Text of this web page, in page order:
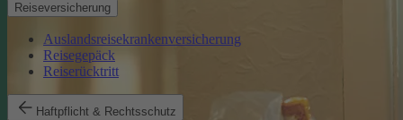
Reiseversicherung
Auslandsreisekrankenversicherung
Reisegepäck
Reiserücktritt
Haftpflicht & Rechtsschutz